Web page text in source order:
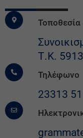
Τοποθεσία
Τ.Κ.
Τηλέφωνο
23313